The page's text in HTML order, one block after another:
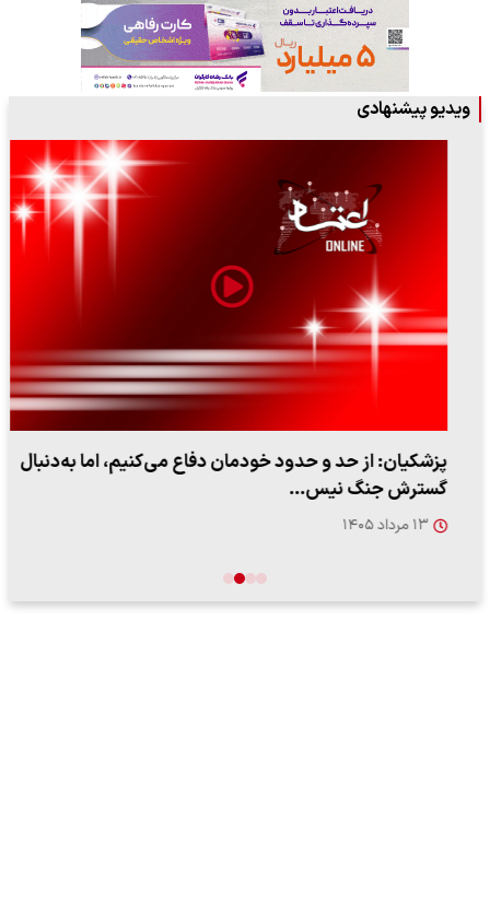
ویدیو پیشنهادی
پزشکیان: از حد و حدود خودمان دفاع می‌کنیم، اما به‌دنبال
گسترش جنگ نیس…
۱۳ مرداد ۱۴۰۵